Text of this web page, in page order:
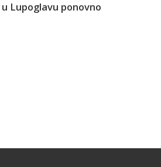
Lupoglavu ponovno